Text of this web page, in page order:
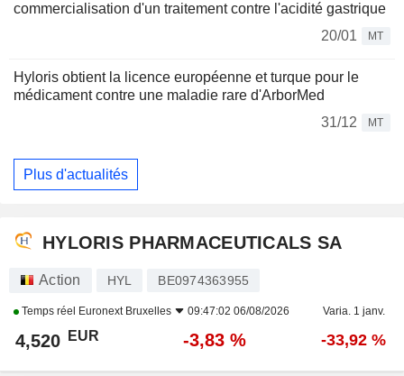
commercialisation d'un traitement contre l'acidité gastrique
20/01
MT
Hyloris obtient la licence européenne et turque pour le
médicament contre une maladie rare d'ArborMed
31/12
MT
Plus d'actualités
HYLORIS PHARMACEUTICALS SA
Action HYL BE0974363955
Temps réel Euronext Bruxelles 09:47:02 06/08/2026 Varia. 1 janv.
4,520 EUR -3,83 % -33,92 %